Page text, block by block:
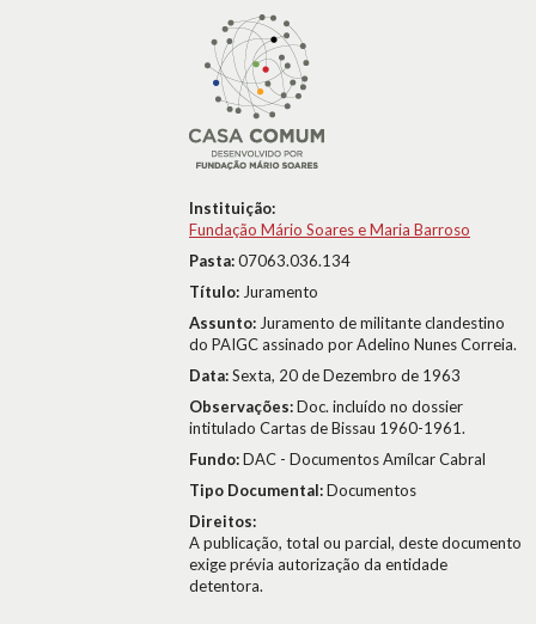
Instituição:
Fundação Mário Soares e Maria Barroso
Pasta:07063.036.134
Título: Juramento
Assunto: Juramento de militante clandestino
do PAIGC assinado por Adelino Nunes Correia.
Data:Sexta, 20 de Dezembro de 1963
Observações:Doc. incluído no dossier
intitulado Cartas de Bissau 1960-1961.
Fundo:DAC - Documentos Amílcar Cabral
Tipo Documental:Documentos
Direitos:
A publicação, total ou parcial, deste documento
exige prévia autorização da entidade
detentora.